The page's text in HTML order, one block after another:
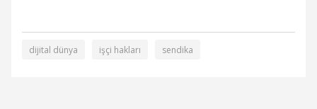
dijital dünya işçi hakları sendika